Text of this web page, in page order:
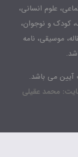
انسانی،
نوجوان،
نامه
باشد.
عقیلی